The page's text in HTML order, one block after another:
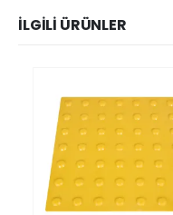
İLGILI ÜRÜNLER